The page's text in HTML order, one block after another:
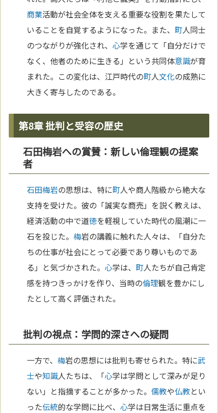
商業活動が社会全体を支える重要な役割を果たして
いることを自覚するようになった。また、 町人同士
のつながりが強化され、心学を通じて「自分だけで
なく、他者のために生きる」という共同体意識が育
まれた。この変化は、江戸時代の町人文化の成熟に
大きく寄与したのである。
第8章 批判と受容の歴史
石田梅岩への賞賛：新しい倫理観の提案
者
石田梅岩の思想は、特に町人や商人階級から絶大な
支持を受けた。彼の「誠実な商売」を説く教えは、
経済活動の中で道徳を軽視していた時代の風潮に一
石を投じた。梅岩の講義に触れた人々は、「自分た
ちの仕事が社会にとって必要であり尊いものであ
る」と気づかされた。心学は、 町人たちが自己肯定
感を持つきっかけを作り、当時の倫理観を豊かにし
たとして高く評価された。
批判の視点：学問的深さへの疑問
一方で、梅岩の思想には批判も寄せられた。特に武
士や知識人たちは、「心学は学問として深みが足り
ない」と指摘することが多かった。儒教や仏教とい
った伝統的な学問に比べ、心学は日常生活に重点を